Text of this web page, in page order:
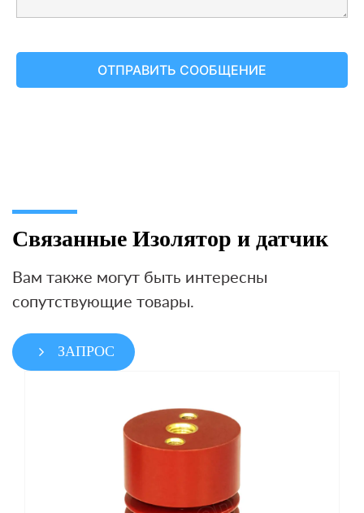
Связанные Изолятор и датчик
Вам также могут быть интересны
сопутствующие товары.
ЗАПРОС